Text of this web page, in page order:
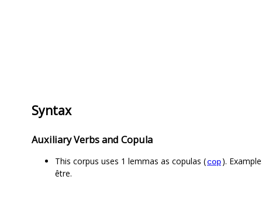
Syntax
Auxiliary Verbs and Copula
This corpus uses 1 lemmas as copulas (cop).
être.